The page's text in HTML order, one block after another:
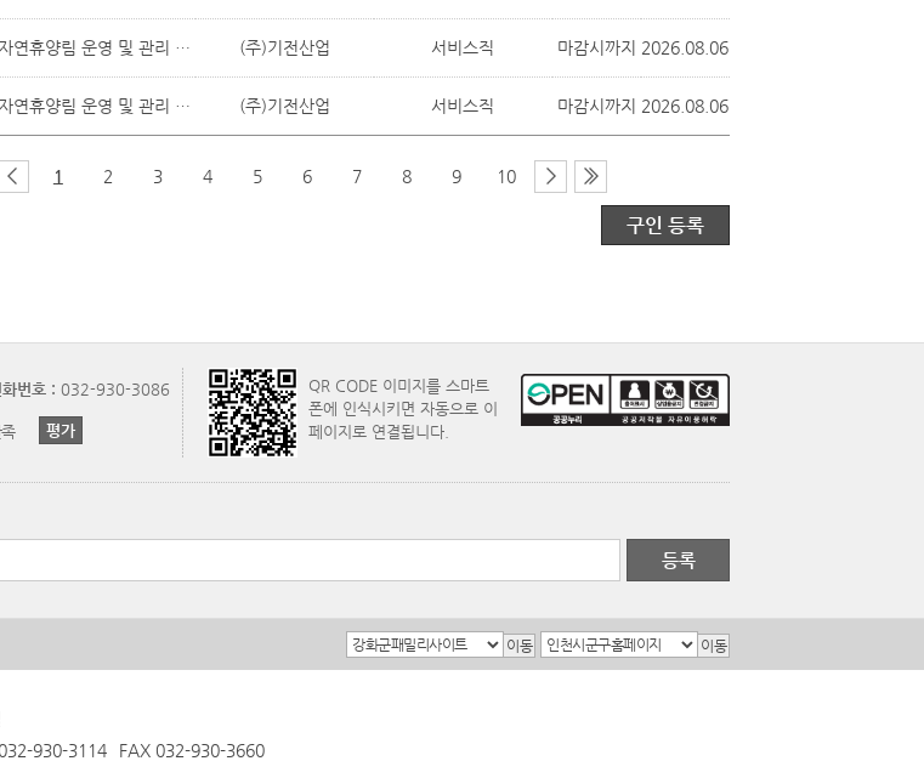
☆★강화자연휴양림 운영 및 관리 직원 구인합니다 (주)기전산업 서비스직 마감시까지 2026.08.06
☆★강화자연휴양림 운영 및 관리 직원 구인합니다 (주)기전산업 서비스직 마감시까지 2026.08.06
1 2 3 4 5 6 7 8 9 10
구인 등록
화번호 : 032-930-3086
QR CODE 이미지를 스마트
폰에 인식시키면 자동으로 이
페이지로 연결됩니다.
930-3114 FAX 032-930-3660